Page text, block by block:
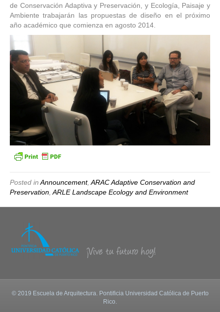
de Conservación Adaptiva y Preservación, y Ecología, Paisaje y
Ambiente trabajarán las propuestas de diseño en el próximo
año académico que comienza en agosto 2014.
Posted in Announcement, ARAC Adaptive Conservation and
Preservation ARLE Landscape Ecology and Environment
© 2019 Escuela de Arquitectura. Pontificia Universidad Católica de Puerto
Rico.